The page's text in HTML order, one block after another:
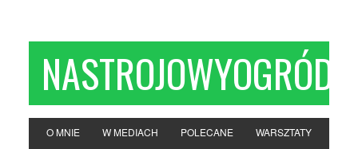
NASTROJOWYOGRÓD
O MNIE W MEDIACH POLECANE WARSZTATY